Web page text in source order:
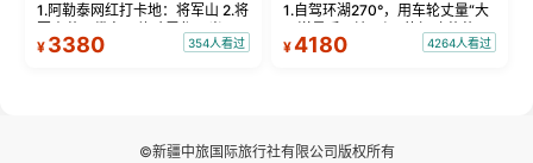
1.阿勒泰网红打卡地：将军山 2.将
军山落日缆车，体验雪都风光 3.
将军山，夕阳派对，蹦迪party 4.
¥ 3380 354人看过
1.自驾环湖270°，用车轮丈量“大
西洋最后一滴眼泪”的极致蔚蓝，
让雪山、花海与深邃湖水在转弯
¥4180 4264人看过
©新疆中旅国际旅行社有限公司版权所有